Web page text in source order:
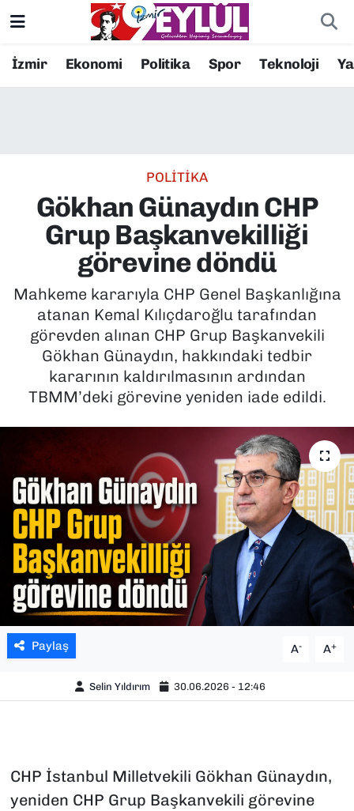
İzmir Ekonomi Politika Spor Teknoloji
POLİTİKA
Gökhan Günaydın CHP
Grup Başkanvekilliği
görevine döndü
Mahkeme kararıyla CHP Genel Başkanlığına
atanan Kemal Kılıçdaroğlu tarafından
görevden alınan CHP Grup Başkanvekili
Gökhan Günaydın, hakkındaki tedbir
kararının kaldırılmasının ardından
TBMM’deki görevine yeniden iade edildi.
Paylaş A- A+
Selin Yıldırım 30.06.2026 - 12:46
CHP İstanbul Milletvekili Gökhan Günaydın,
yeniden CHP Grup Başkanvekili görevine
Resmi İlanlar
EKONOMİ
KÜLTÜR SANAT
MAGAZİN
POLİTİKA
SAĞLIK
SPOR
TEKNOLOJİ
YAŞAM
YEREL YÖNETİMLER
Konak Nöbetçi Eczaneler
Süper Lig Puan Durumu ve Fikstür
Tüm Manşetler
Son Dakika Haberleri
Haber Arşivi